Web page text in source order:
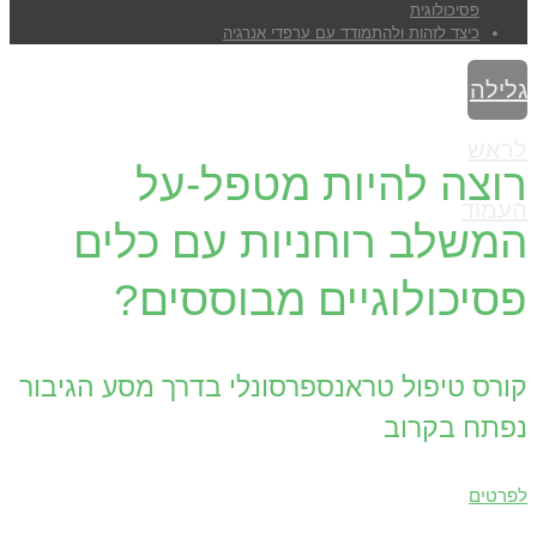
פסיכולוגית
כיצד לזהות ולהתמודד עם ערפדי אנרגיה
גלילה
רוצה להיות מטפל-על
המשלב רוחניות עם כלים
פסיכולוגיים מבוססים?
קורס טיפול טראנספרסונלי בדרך מסע הגיבור
נפתח בקרוב
לפרטים